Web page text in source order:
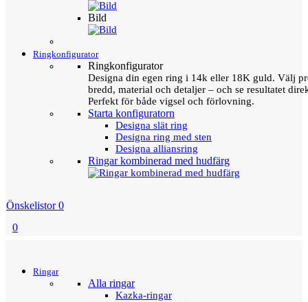
Bild
Ringkonfigurator
Ringkonfigurator
Designa din egen ring i 14k eller 18K guld. Välj
bredd, material och detaljer – och se resultatet
Perfekt för både vigsel och förlovning.
Starta konfiguratorn
Designa slät ring
Designa ring med sten
Designa alliansring
Ringar kombinerad med hudfärg
Önskelistor 0
0
Ringar
Alla ringar
Kazka-ringar